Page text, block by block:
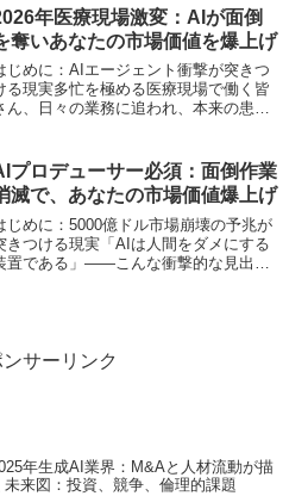
ール文面の作成といったタスクにおい
て、生成AIは驚異的な...
年医療現場激変：AIが面倒
奪いあなたの市場価値を爆上げ
じめに：AIエージェント衝撃が突きつ
る現実多忙を極める医療現場で働く皆
ん、日々の業務に追われ、本来の患者
、日報、そして各種報告書作成…。そ
らの「面倒な作業」が、...
プロデューサー必須：面倒作業
滅で、あなたの市場価値爆上げ
じめに：5000億ドル市場崩壊の予兆が
きつける現実「AIは人間をダメにする
置である」――こんな衝撃的な見出し
ンサーリンク
年生成AI業界：M&Aと人材流動が描
未来図：投資、競争、倫理的課題